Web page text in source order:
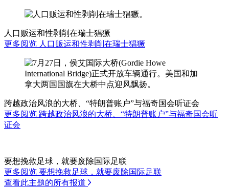
人口贩运和性剥削在瑞士猖獗
更多阅览 人口贩运和性剥削在瑞士猖獗
跨越政治风浪的大桥、“特朗普账户”与福奇国会听证会
更多阅览 跨越政治风浪的大桥、“特朗普账户”与福奇国会听
证会
要想挽救足球，就要废除国际足联
更多阅览 要想挽救足球，就要废除国际足联
查看此主题的所有报道